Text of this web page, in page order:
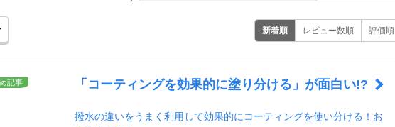
新着順 レビュー数順 評価順
記事 「コーティングを効果的に塗り分ける」が面白い!?
撥水の違いをうまく利用して効果的にコーティングを使い分ける！お